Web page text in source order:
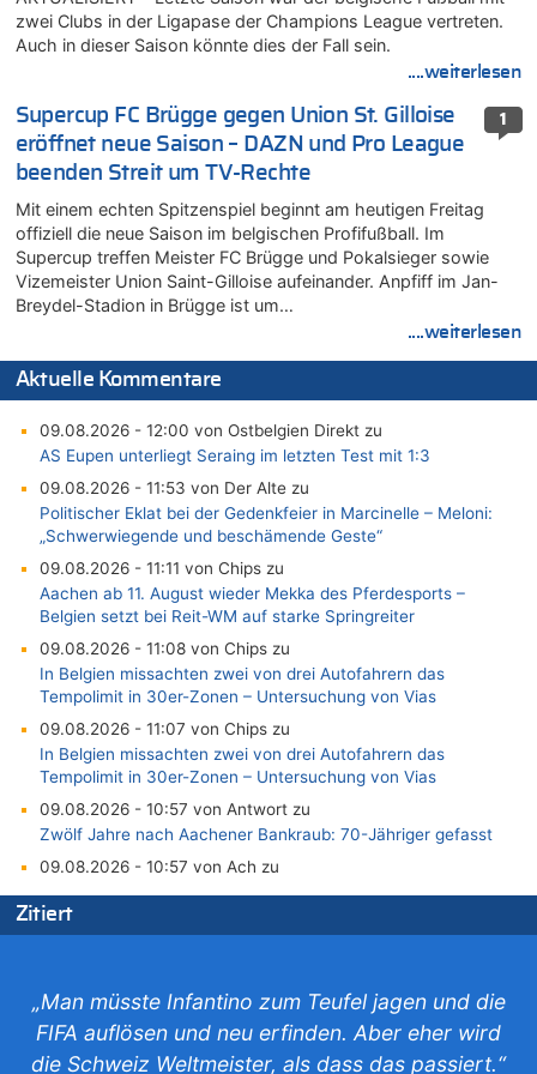
zwei Clubs in der Ligapase der Champions League vertreten.
Auch in dieser Saison könnte dies der Fall sein.
....weiterlesen
1
Supercup FC Brügge gegen Union St. Gilloise
eröffnet neue Saison – DAZN und Pro League
beenden Streit um TV-Rechte
Mit einem echten Spitzenspiel beginnt am heutigen Freitag
offiziell die neue Saison im belgischen Profifußball. Im
Supercup treffen Meister FC Brügge und Pokalsieger sowie
Vizemeister Union Saint-Gilloise aufeinander. Anpfiff im Jan-
Breydel-Stadion in Brügge ist um…
....weiterlesen
Aktuelle Kommentare
09.08.2026 - 12:00 von Ostbelgien Direkt zu
AS Eupen unterliegt Seraing im letzten Test mit 1:3
09.08.2026 - 11:53 von Der Alte zu
Politischer Eklat bei der Gedenkfeier in Marcinelle – Meloni:
„Schwerwiegende und beschämende Geste“
09.08.2026 - 11:11 von Chips zu
Aachen ab 11. August wieder Mekka des Pferdesports –
Belgien setzt bei Reit-WM auf starke Springreiter
09.08.2026 - 11:08 von Chips zu
In Belgien missachten zwei von drei Autofahrern das
Tempolimit in 30er-Zonen – Untersuchung von Vias
09.08.2026 - 11:07 von Chips zu
In Belgien missachten zwei von drei Autofahrern das
Tempolimit in 30er-Zonen – Untersuchung von Vias
09.08.2026 - 10:57 von Antwort zu
Zwölf Jahre nach Aachener Bankraub: 70-Jähriger gefasst
09.08.2026 - 10:57 von Ach zu
Politischer Eklat bei der Gedenkfeier in Marcinelle – Meloni:
„Schwerwiegende und beschämende Geste“
„Schwerwiegende und beschämende Geste“
09.08.2026 - 10:07 von erbo zu
Leipzig, Mechernich und die Frage: Wer steckt hinter den
Zitiert
„Man müsste Infantino zum Teufel jagen und die
FIFA auflösen und neu erfinden. Aber eher wird
die Schweiz Weltmeister, als dass das passiert.“